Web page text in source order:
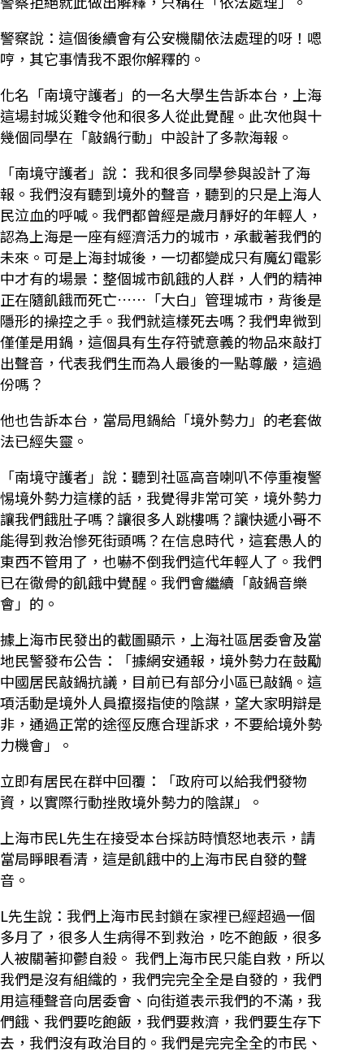
警察說：這個後續會有公安機關依法處理的呀！嗯
哼，其它事情我不跟你解釋的。
化名「南境守護者」的一名大學生告訴本台，上海
這場封城災難令他和很多人從此覺醒。此次他與十
幾個同學在「敲鍋行動」中設計了多款海報。
「南境守護者」說： 我和很多同學參與設計了海
報。我們沒有聽到境外的聲音，聽到的只是上海人
民泣血的呼喊。我們都曾經是歲月靜好的年輕人，
認為上海是一座有經濟活力的城市，承載著我們的
未來。可是上海封城後，一切都變成只有魔幻電影
中才有的場景：整個城市飢餓的人群，人們的精神
正在隨飢餓而死亡……「大白」管理城市，背後是
隱形的操控之手。我們就這樣死去嗎？我們卑微到
僅僅是用鍋，這個具有生存符號意義的物品來敲打
出聲音，代表我們生而為人最後的一點尊嚴，這過
份嗎？
他也告訴本台，當局甩鍋給「境外勢力」的老套做
法已經失靈。
「南境守護者」說：聽到社區高音喇叭不停重複警
惕境外勢力這樣的話，我覺得非常可笑，境外勢力
讓我們餓肚子嗎？讓很多人跳樓嗎？讓快遞小哥不
能得到救治慘死街頭嗎？在信息時代，這套愚人的
東西不管用了，也嚇不倒我們這代年輕人了。我們
已在徹骨的飢餓中覺醒。我們會繼續「敲鍋音樂
會」的。
據上海市民發出的截圖顯示，上海社區居委會及當
地民警發布公告：「據網安通報，境外勢力在鼓勵
中國居民敲鍋抗議，目前已有部分小區已敲鍋。這
項活動是境外人員攛掇指使的陰謀，望大家明辯是
非，通過正常的途徑反應合理訴求，不要給境外勢
力機會」。
立即有居民在群中回覆：「政府可以給我們發物
資，以實際行動挫敗境外勢力的陰謀」。
上海市民L先生在接受本台採訪時憤怒地表示，請
當局睜眼看清，這是飢餓中的上海市民自發的聲
音。
L先生說：我們上海市民封鎖在家裡已經超過一個
多月了，很多人生病得不到救治，吃不飽飯，很多
人被關著抑鬱自殺。 我們上海市民只能自救，所以
我們是沒有組織的，我們完完全全是自發的，我們
用這種聲音向居委會、向街道表示我們的不滿，我
們餓、我們要吃飽飯，我們要救濟，我們要生存下
去，我們沒有政治目的。我們是完完全全的市民、